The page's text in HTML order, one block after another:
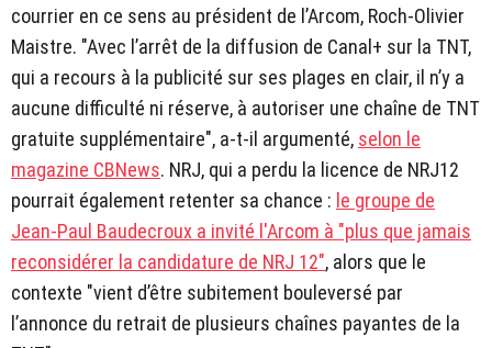
courrier en ce sens au président de l’Arcom, Roch-Olivier
Maistre. "Avec l’arrêt de la diffusion de Canal+ sur la TNT,
qui a recours à la publicité sur ses plages en clair, il n’y a
aucune difficulté ni réserve, à autoriser une chaîne de TNT
gratuite supplémentaire", a-t-il argumenté, selon le
magazine CBNews. NRJ, qui a perdu la licence de NRJ12
pourrait également retenter sa chance : le groupe de
Jean-Paul Baudecroux a invité l'Arcom à "plus que jamais
reconsidérer la candidature de NRJ 12", alors que le
contexte "vient d’être subitement bouleversé par
l’annonce du retrait de plusieurs chaînes payantes de la